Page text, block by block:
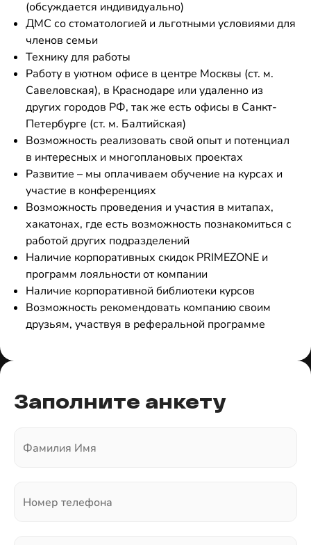
(обсуждается индивидуально)
ДМС со стоматологией и льготными условиями для
членов семьи
Технику для работы
Работу в уютном офисе в центре Москвы (ст. м.
Савеловская), в Краснодаре или удаленно из
других городов РФ, так же есть офисы в Санкт-
Петербурге (ст. м. Балтийская)
Возможность реализовать свой опыт и потенциал
в интересных и многоплановых проектах
Развитие – мы оплачиваем обучение на курсах и
участие в конференциях
Возможность проведения и участия в митапах,
хакатонах, где есть возможность познакомиться с
работой других подразделений
Наличие корпоративных скидок PRIMEZONE и
программ лояльности от компании
Наличие корпоративной библиотеки курсов
Возможность рекомендовать компанию своим
друзьям, участвуя в реферальной программе
Заполните анкету
Фамилия Имя
Номер телефона